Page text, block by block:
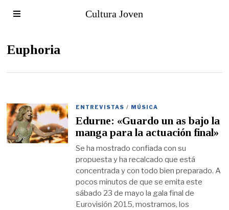
Cultura Joven
Euphoria
ENTREVISTAS / MÚSICA
Edurne: «Guardo un as bajo la
manga para la actuación final»
Se ha mostrado confiada con su
propuesta y ha recalcado que está
concentrada y con todo bien preparado. A
pocos minutos de que se emita este
sábado 23 de mayo la gala final de
Eurovisión 2015, mostramos, los